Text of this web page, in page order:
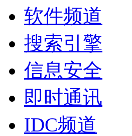
软件频道
搜索引擎
信息安全
即时通讯
IDC频道